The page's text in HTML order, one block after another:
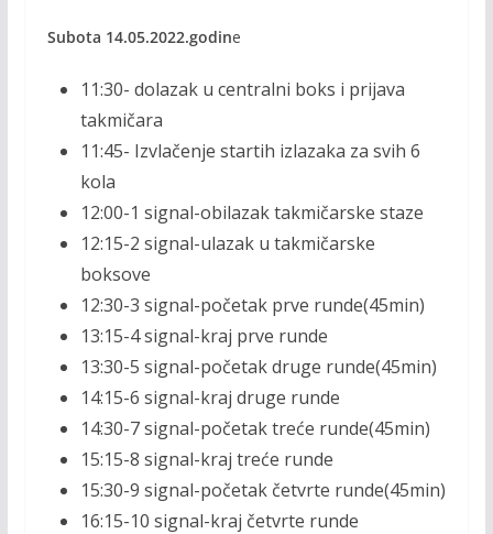
Subota 14.05.2022.godine
11:30- dolazak u centralni boks i prijava
takmičara
11:45- Izvlačenje startih izlazaka za svih 6
kola
12:00-1 signal-obilazak takmičarske staze
12:15-2 signal-ulazak u takmičarske
boksove
12:30-3 signal-početak prve runde(45min)
13:15-4 signal-kraj prve runde
13:30-5 signal-početak druge runde(45min)
14:15-6 signal-kraj druge runde
14:30-7 signal-početak treće runde(45min)
15:15-8 signal-kraj treće runde
15:30-9 signal-početak četvrte runde(45min)
16:15-10 signal-kraj četvrte runde